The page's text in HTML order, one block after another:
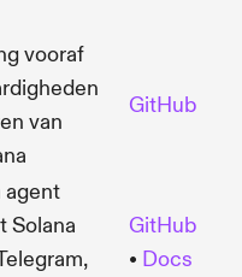
vooraf
van
GitHub
Solana
GitHub
• Docs